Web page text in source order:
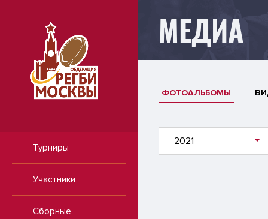
Турниры
Участники
Сборные
МЕДИА
ФОТОАЛЬБОМЫ
2021